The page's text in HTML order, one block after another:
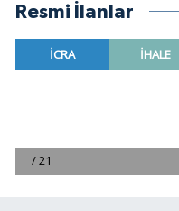
Resmi İlanlar